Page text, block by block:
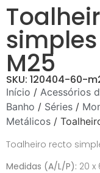
M25
SKU: 120404-60-
Início / Acessórios
Banho / Séries /
Metálicos /
Toalheiro recto
Medidas (A/L/P): 20 x